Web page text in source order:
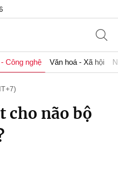
Công nghệ Văn hoá - Xã hội
cho não bộ